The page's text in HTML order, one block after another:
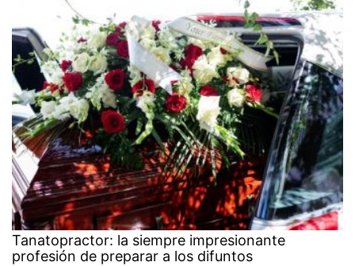
Tanatopractor: la siempre impresionante
profesión de preparar a los difuntos